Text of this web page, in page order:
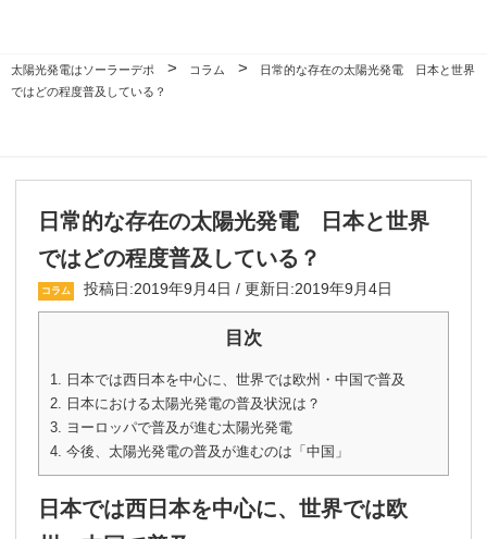
太陽光発電はソーラーデポ > コラム >
日常的な存在の太陽光発電 日本と世界
ではどの程度普及している？
日常的な存在の太陽光発電 日本と世界
ではどの程度普及している？
コラム 投稿日:2019年9月4日 / 更新日:2019年9月4日
目次
1. 日本では西日本を中心に、世界では欧州・中国で普及
2. 日本における太陽光発電の普及状況は？
3. ヨーロッパで普及が進む太陽光発電
4. 今後、太陽光発電の普及が進むのは「中国」
日本では西日本を中心に、世界では欧